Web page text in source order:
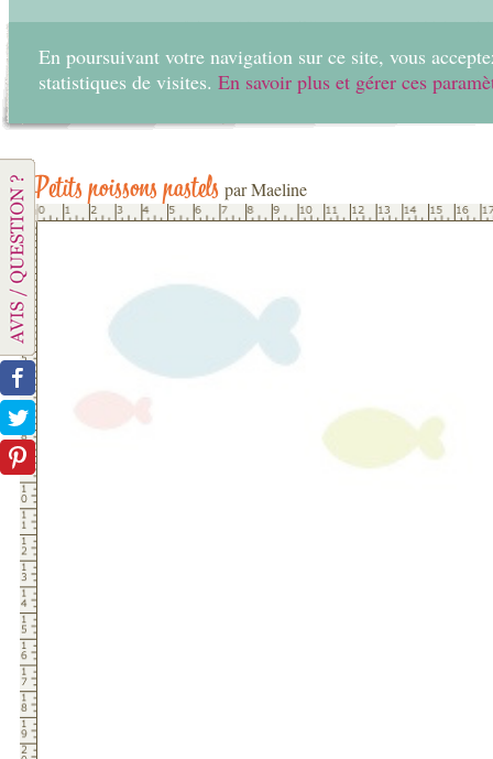
En poursuivant votre navigation sur ce site, vous
statistiques de visites. En savoir plus et gérer ces
Petits poissons pastels par Maeline